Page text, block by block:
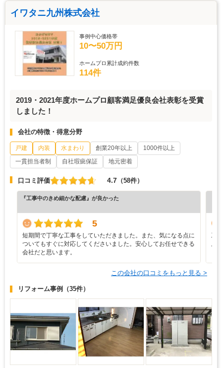
イワタニ九州株式会社
事例中心価格帯
10〜50万円
ホームプロ累計成約件数
114件
2019・2021年度ホームプロ顧客満足優良会社表彰を受賞
しました！
会社の特徴・得意分野
戸建 内装 水まわり 創業20年以上
1000件以上
一貫担当者制
自社瑕疵保証 地元密着
口コミ評価 4.7 （58件）
『工事中のきめ細かな配慮』が良かった
5
短期間で丁寧な工事をしていただきました。また、気になる点に
ついてもすぐに対応してくださいました。安心してお任せできる
会社だと思います。
工
上
この会社の口コミをもっと見る >
リフォーム事例 （35件）